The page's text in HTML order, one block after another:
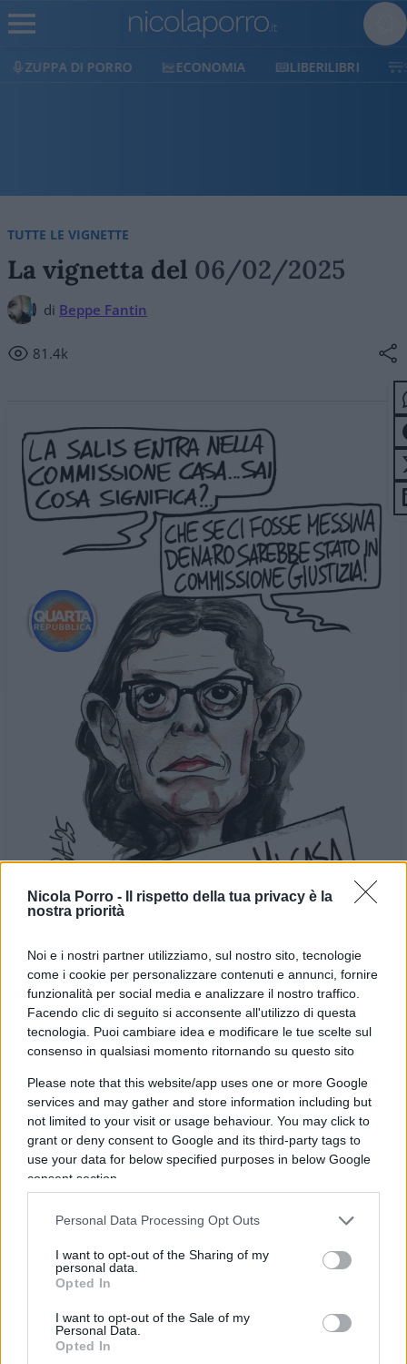
Nicola Porro -
Il rispetto della tua privacy è la
nostra priorità
Noi e i nostri partner utilizziamo, sul nostro sito, tecnologie
come i cookie per personalizzare contenuti e annunci, fornire
funzionalità per social media e analizzare il nostro traffico.
Facendo clic di seguito si acconsente all'utilizzo di questa
tecnologia. Puoi cambiare idea e modificare le tue scelte sul
consenso in qualsiasi momento ritornando su questo sito
Please note that this website/app uses one or more Google
services and may gather and store information including but
not limited to your visit or usage behaviour. You may click to
grant or deny consent to Google and its third-party tags to
use your data for below specified purposes in below Google
consent section.
Personal Data Processing Opt Outs
I want to opt-out of the Sharing of my
personal data.
Opted In
I want to opt-out of the Sale of my
Personal Data.
Opted In
ECONOMIA LIBERILIBRI SHOP SOSTIENICI
TUTTE LE VIGNETTE
La vignetta del 06/02/2025
di Beppe Fantin
81.4k
VIGNETTA DEL
05/02/2025
VIGNETTA DEL
07/02/2025
Le vignette satiriche diBeppe Fantin, illustratore
trevigiano, nascono dalla passione dell'autore per
dare voce a situazioni, non solo politiche, attraverso i
disegni utilizzando da sempre la tecnica riconoscibile
dell'acquerello. Orgogliosamente un liberale di
centrodestra, il vignettista non fatica a trovare le sue
come in questo momento sta dando il “meglio” di sé.
La satira è libertà di espressione o almeno lo è fino a
quando non supera l’indecenza, fino a quando non
offende e non è volgare. Una frase di Alexander